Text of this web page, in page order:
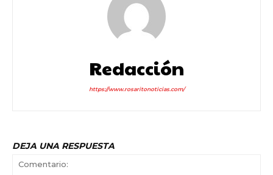
Redacción
https://www.rosaritonoticias.com/
DEJA UNA RESPUESTA